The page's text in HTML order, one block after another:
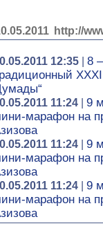
http://
12:35
8
11:24
9
марафон на
11:24
9
марафон на
11:24
9
марафон на